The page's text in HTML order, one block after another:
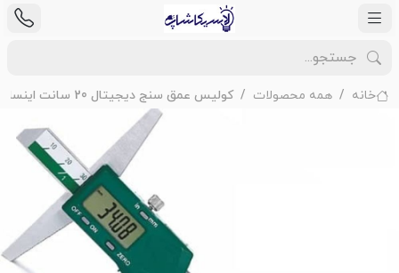
خانه همه محصولات کولیس عمق سنج دیجیتال 20 سانت اینسایز مدل200-1141